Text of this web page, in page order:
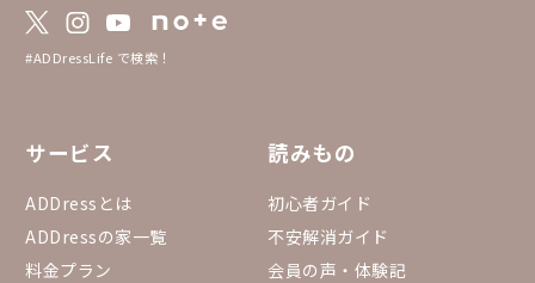
#ADDressLife で検索！
サービス
ADDressとは
ADDressの家一覧
料金プラン
読みもの
初心者ガイド
不安解消ガイド
会員の声・体験記